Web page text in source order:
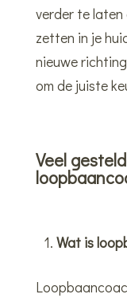
verder te
zetten in je
nieuwe
om de juiste
Veel
Wat is